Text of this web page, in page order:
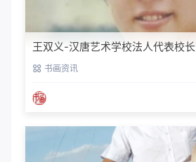
王双义-汉唐艺术学校法人代表校长
书画资讯